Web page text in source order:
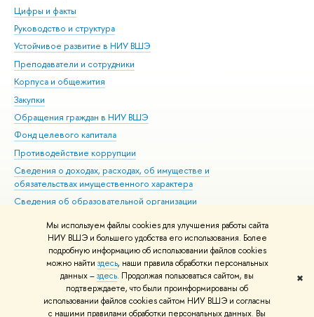
Мы используем файлы cookies для улучшения работы сайта
НИУ ВШЭ и большего удобства его использования. Более
подробную информацию об использовании файлов cookies
можно найти здесь, наши правила обработки персональных
данных –здесь. Продолжая пользоваться сайтом, вы
подтверждаете, что были проинформированы об
использовании файлов cookies сайтом НИУ ВШЭ и согласны
с нашими правилами обработки персональных данных. Вы
✖
Цифры и факты
Руководство и структура
Устойчивое развитие в НИУ ВШЭ
Преподаватели и сотрудники
Корпуса и общежития
Закупки
Обращения граждан в НИУ ВШЭ
Фонд целевого капитала
Противодействие коррупции
Сведения о доходах, расходах, об имуществе и
обязательствах имущественного характера
Сведения об образовательной организации
Людям с ограниченными возможностями здоровья
Единая платежная страница
Работа в Вышке
© НИУ ВШЭ 1993–2026 Адреса и контакты Условия использования
материалов Политика конфиденциальности Карта сайта